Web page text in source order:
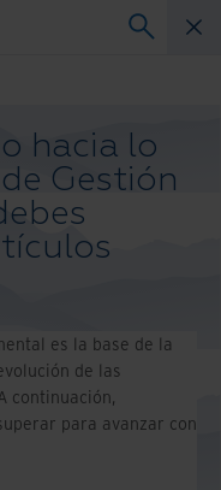
hacia lo
Gestión
es la base de la
de las
continuación,
para avanzar con